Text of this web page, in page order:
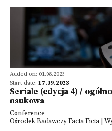
Added on: 01.08.2023
Start date: 17.09.2023
Seriale (edycja 4) /
naukowa
Conference
Ośrodek Badawczy Facta Ficta |